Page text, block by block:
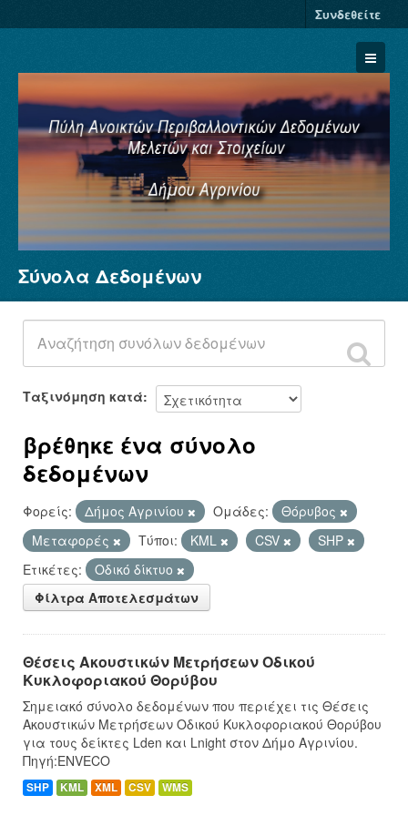
Συνδεθείτε
Σύνολα Δεδομένων
Φορείς
Ομάδες
Σχετικά
Σύνολα Δεδομένων
Ταξινόμηση κατά
βρέθηκε ένα σύνολο
δεδομένων
Φορείς: Δήμος Αγρινίου Ομάδες:
Θόρυβος
Μεταφορές
Τύποι: KML CSV
SHP
Ετικέτες:
Οδικό δίκτυο
Φίλτρα Αποτελεσμάτων
Θέσεις Ακουστικών Μετρήσεων Οδικού
Κυκλοφοριακού Θορύβου
Σημειακό σύνολο δεδομένων που περιέχει τις Θέσεις
Ακουστικών Μετρήσεων Οδικού Κυκλοφοριακού Θορύβου
για τους δείκτες Lden και Lnight στον Δήμο Αγρινίου.
Πηγή:ENVECO
SHP KML XML CSV WMS